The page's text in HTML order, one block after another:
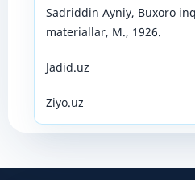
Sadriddin Ayniy, Buxoro
materiallar, M., 1926.
Jadid.uz
Ziyo.uz